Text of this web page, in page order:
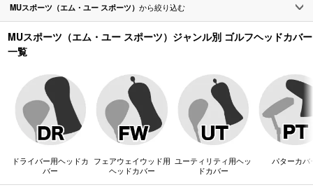
MUスポーツ（エム・ユー スポーツ） から絞り込む
MUスポーツ（エム・ユー スポーツ）ジャンル別 ゴルフヘッドカバー
一覧
ドライバー用ヘッドカ
バー
フェアウェイウッド用
ヘッドカバー
ユーティリティ用ヘッ
ドカバー
パターカバ